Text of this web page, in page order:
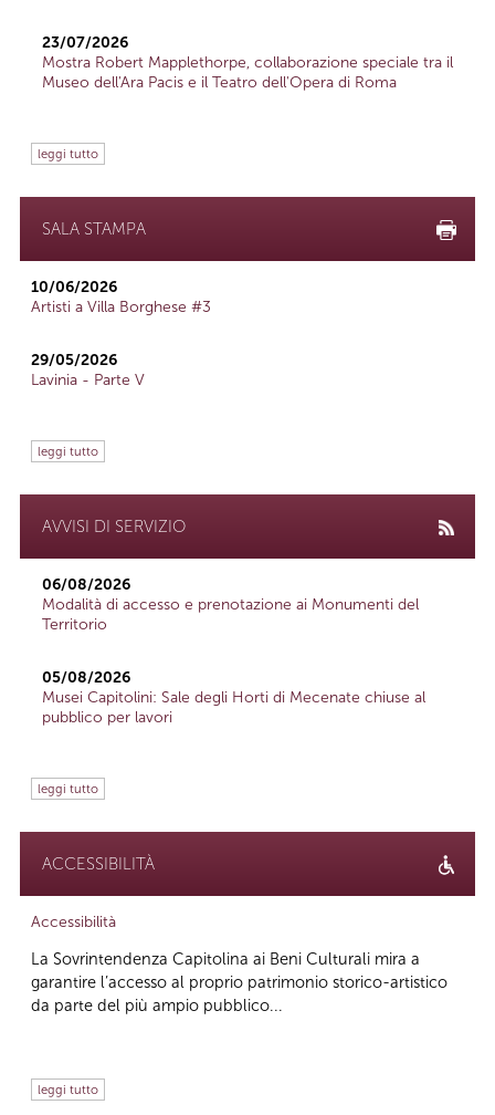
23/07/2026
Mostra Robert Mapplethorpe, collaborazione speciale tra il
Museo dell'Ara Pacis e il Teatro dell'Opera di Roma
leggi tutto
SALA STAMPA
10/06/2026
Artisti a Villa Borghese #3
29/05/2026
Lavinia - Parte V
leggi tutto
AVVISI DI SERVIZIO
06/08/2026
Modalità di accesso e prenotazione ai Monumenti del
Territorio
05/08/2026
Musei Capitolini: Sale degli Horti di Mecenate chiuse al
pubblico per lavori
leggi tutto
ACCESSIBILITÀ
Accessibilità
La Sovrintendenza Capitolina ai Beni Culturali mira a
garantire l’accesso al proprio patrimonio storico-artistico
da parte del più ampio pubblico...
leggi tutto